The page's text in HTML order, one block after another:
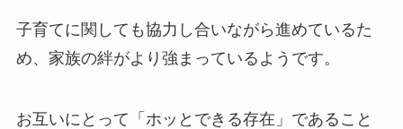
子育てに関しても協力し合いながら進めているた
め、家族の絆がより強まっているようです。
お互いにとって「ホッとできる存在」であること